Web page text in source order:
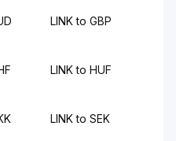
LINK to GBP
LINK to HUF
LINK to SEK